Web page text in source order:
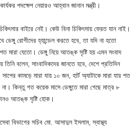
পদক্ষেপ নেয়ারও আহ্বান জানান মন্ত্রী।
বাইরে নেই। কেউ বিনা চিকিৎসায় ফেরত যান নাই।
ডেঙ্গু রোগীদের হ্যান্ডেল করতে হবে, তা যদি না হতো
যেতো। ডেঙ্গু নিয়ে আতঙ্ক সৃষ্টি হয় এমন সংবাদ
তিনি বলেন, সাংবাদিকদের জানতে হবে, দেশে প্রতিদিন
কামড়ে মারা যায় ১০ জন, হার্ট অ্যাটাকে মারা যায় শত
কিন্তু গত কয়েক মাসে ডেঙ্গুতে মারা গেছে মাত্র ৮
আতঙ্ক সৃষ্টি হোক।
বিভাগের সচিব মো. আসাদুল ইসলাম, স্বাস্থ্য